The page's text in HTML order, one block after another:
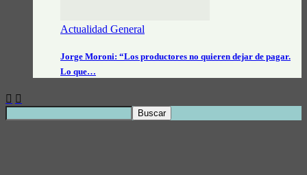
Actualidad General
Jorge Moroni: “Los productores no quieren dejar de pagar.
Lo que…